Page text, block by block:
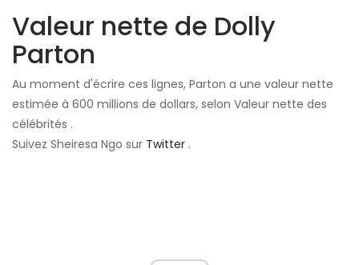
Valeur nette de Dolly
Parton
Au moment d'écrire ces lignes, Parton a une valeur nette
estimée à 600 millions de dollars, selon Valeur nette des
célébrités .
Suivez Sheiresa Ngo sur Twitter .